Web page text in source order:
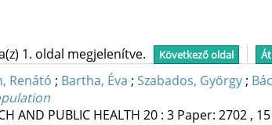
1. oldal megjelenítve. Következő oldal
Renátó ; Bartha, Éva ; Szabados, György;
AND PUBLIC HEALTH 20: 3 Paper: 2702 ,